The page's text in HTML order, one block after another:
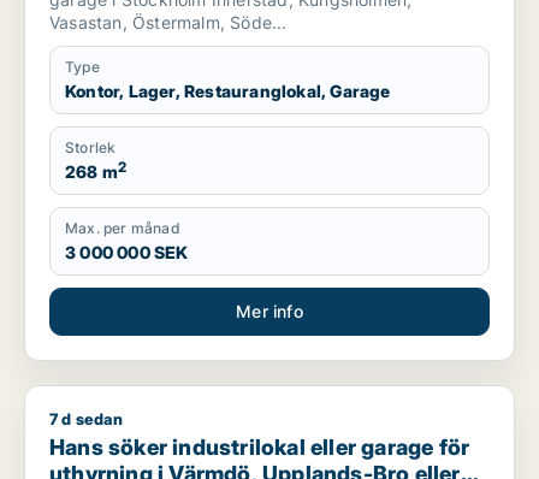
Vasastan, Östermalm, Söde...
Type
Kontor, Lager, Restauranglokal, Garage
Storlek
268 m2
Max. per månad
3 000 000 SEK
Mer info
Hans söker industrilokal eller garage för uthyrning i
7 d sedan
Hans söker industrilokal eller garage för
uthyrning i Värmdö, Upplands-Bro eller